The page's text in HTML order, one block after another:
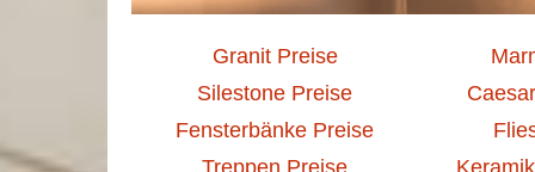
Granit Preise
Silestone Preise
Fensterbänke Preise
Treppen Preise